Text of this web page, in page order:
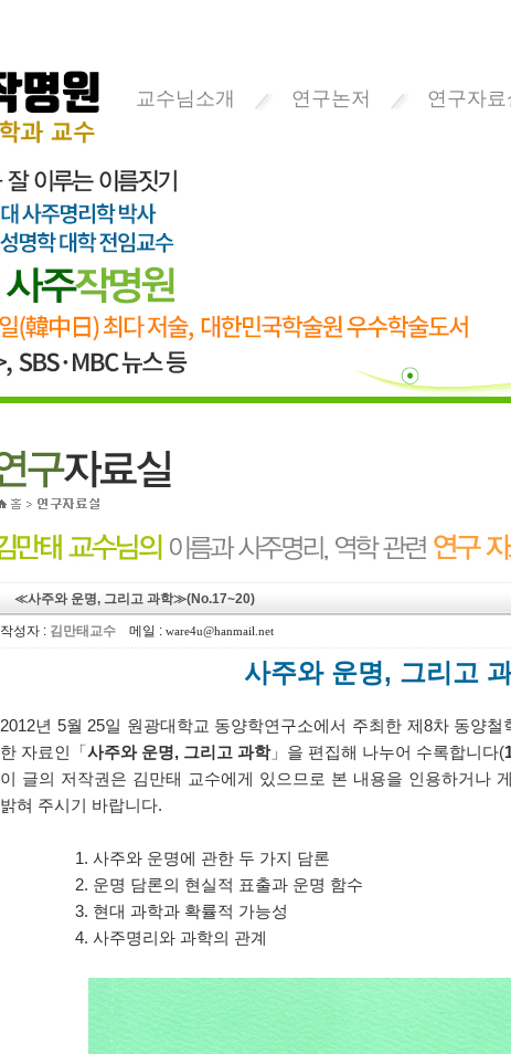
교수님소개 연구논저 연구자료
≪사주와 운명, 그리고 과학≫(No.17~20)
작성자 : 김만태교수 메일 : ware4u@hanmail.net
사주와 운명, 그리고
2012년 5월 25일 원광대학교 동양학연구소에서 주최한 제8차 동양
한 자료인「 사주와 운명, 그리고 과학」을 편집해 나누어 수록합니다(
이 글의 저작권은 김만태 교수에게 있으므로 본 내용을 인용하거나
밝혀 주시기 바랍니다.
1. 사주와 운명에 관한 두 가지 담론
2. 운명 담론의 현실적 표출과 운명 함수
3. 현대 과학과 확률적 가능성
4. 사주명리와 과학의 관계